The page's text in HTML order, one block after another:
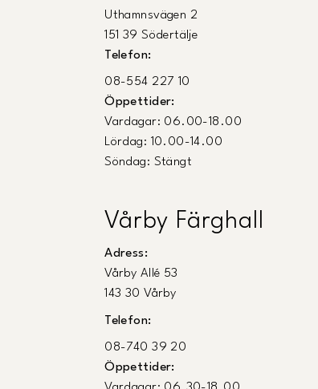
Uthamnsvägen 2
151 39 Södertälje
Telefon:
08-554 227 10
Öppettider:
Vardagar: 06.00-18.00
Lördag: 10.00-14.00
Söndag: Stängt
Vårby Färghall
Adress:
Vårby Allé 53
143 30 Vårby
Telefon:
08-740 39 20
Öppettider: